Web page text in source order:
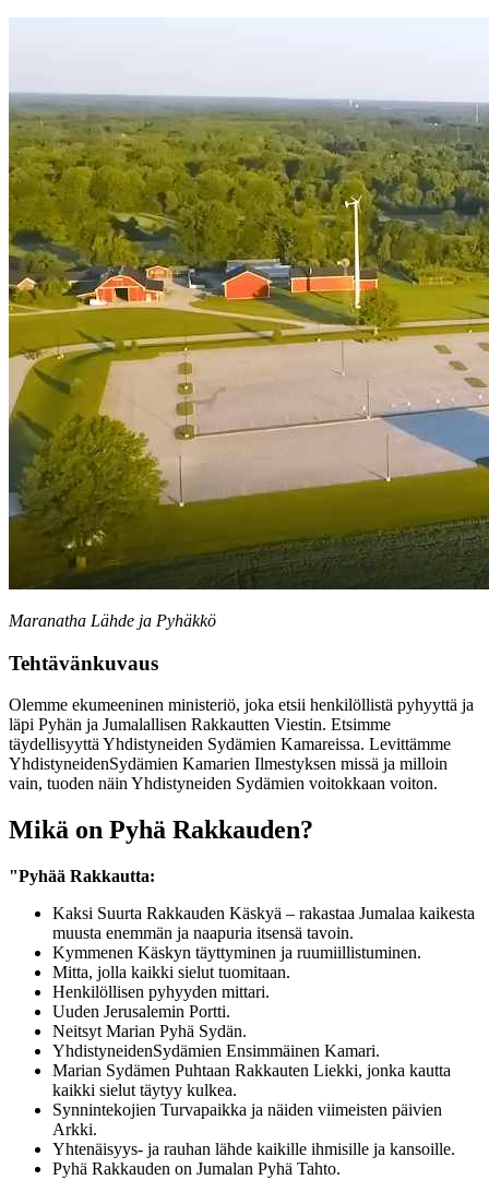
Maranatha Lähde ja Pyhäkkö
Tehtävänkuvaus
Olemme ekumeeninen ministeriö, joka etsii henkilöllistä pyhyyttä ja
läpi Pyhän ja Jumalallisen Rakkautten Viestin. Etsimme
täydellisyyttä Yhdistyneiden Sydämien Kamareissa. Levittämme
YhdistyneidenSydämien Kamarien Ilmestyksen missä ja milloin
vain, tuoden näin Yhdistyneiden Sydämien voitokkaan voiton.
Mikä on Pyhä Rakkauden?
"Pyhää Rakkautta:
Kaksi Suurta Rakkauden Käskyä – rakastaa Jumalaa kaikesta
muusta enemmän ja naapuria itsensä tavoin.
Kymmenen Käskyn täyttyminen ja ruumiillistuminen.
Mitta, jolla kaikki sielut tuomitaan.
Henkilöllisen pyhyyden mittari.
Uuden Jerusalemin Portti.
Neitsyt Marian Pyhä Sydän.
YhdistyneidenSydämien Ensimmäinen Kamari.
Marian Sydämen Puhtaan Rakkauten Liekki, jonka kautta
kaikki sielut täytyy kulkea.
Synnintekojien Turvapaikka ja näiden viimeisten päivien
Arkki.
Yhtenäisyys- ja rauhan lähde kaikille ihmisille ja kansoille.
Pyhä Rakkauden on Jumalan Pyhä Tahto.